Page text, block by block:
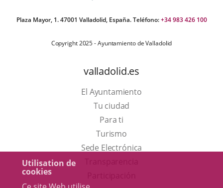
Utilisation de
cookies
Plaza Mayor, 1. 47001 Valladolid, España. Teléfono:+34 983 426 100
Copyright 2025 - Ayuntamiento de Valladolid
valladolid.es
El Ayuntamiento
Tu ciudad
Para ti
TurismoEste
enlace
Sede Electrónica